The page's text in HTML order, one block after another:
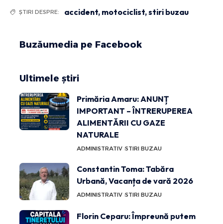
ȘTIRI DESPRE: accident, motociclist,stiri buzau
Buzăumedia pe Facebook
Ultimele știri
Primăria Amaru: ANUNȚ
IMPORTANT – ÎNTRERUPEREA
ALIMENTĂRII CU GAZE
NATURALE
ADMINISTRATIV STIRI BUZAU
Constantin Toma: Tabăra
Urbană, Vacanța de vară 2026
ADMINISTRATIV STIRI BUZAU
Florin Ceparu: Împreună putem